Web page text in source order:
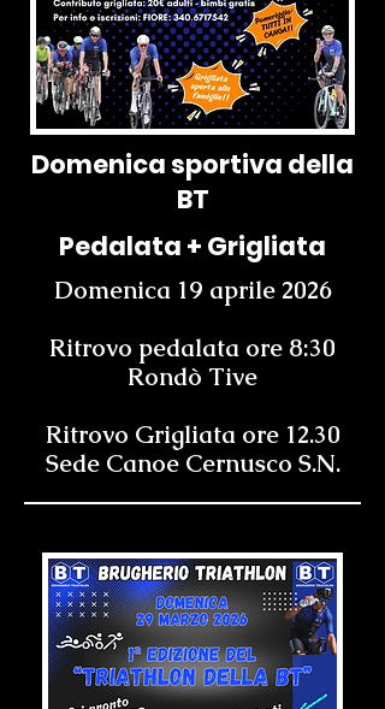
Domenica sportiva della
BT
Pedalata + Grigliata
Domenica 19 aprile 2026
Ritrovo pedalata ore 8:30
Rondò Tive
Ritrovo Grigliata ore 12.30
Sede Canoe Cernusco S.N.